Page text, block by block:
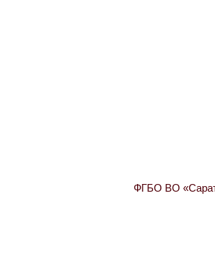
ФГБО ВО